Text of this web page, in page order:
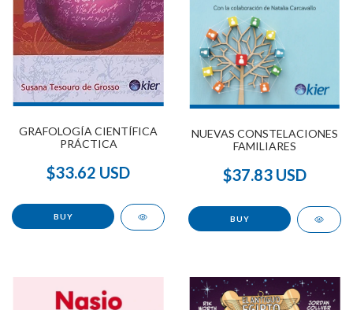
GRAFOLOGÍA CIENTÍFICA
PRÁCTICA
$33.62 USD
NUEVAS CONSTELACIONES
FAMILIARES
$37.83 USD